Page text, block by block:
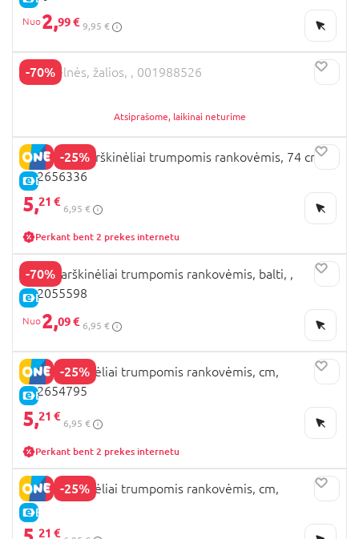
2,99 € 9,95 €
-70%
OVS kelnės, žalios, , 001988526
Atsiprašome, laikinai neturime
-25%
E-KAINA
OVS polo marškinėliai trumpomis rankovėmis, 74 cm,
002656336
5,21 €
6,95 €
Perkant bent 2 prekes internetu
-70%
E-KAINA
OVS marškinėliai trumpomis rankovėmis, balti, ,
002055598
2,09 € 6,95 €
-25%
E-KAINA
OVS marškinėliai trumpomis rankovėmis, cm,
002654795
5,21 €
6,95 €
Perkant bent 2 prekes internetu
-25%
E-KAINA
OVS marškinėliai trumpomis rankovėmis, cm,
21 €